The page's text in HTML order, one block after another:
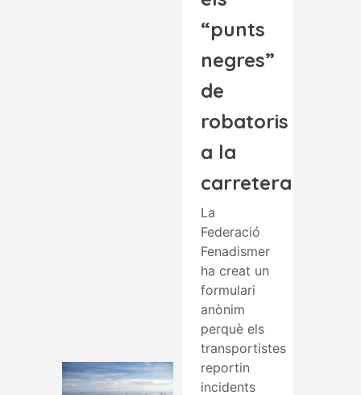
“punts
negres”
de
robatoris
a la
carretera
La
Federació
Fenadismer
ha creat un
formulari
anònim
perquè els
transportistes
reportin
incidents